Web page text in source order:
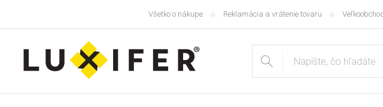
Všetko o nákupe Reklamácia a vrátenie tovaru